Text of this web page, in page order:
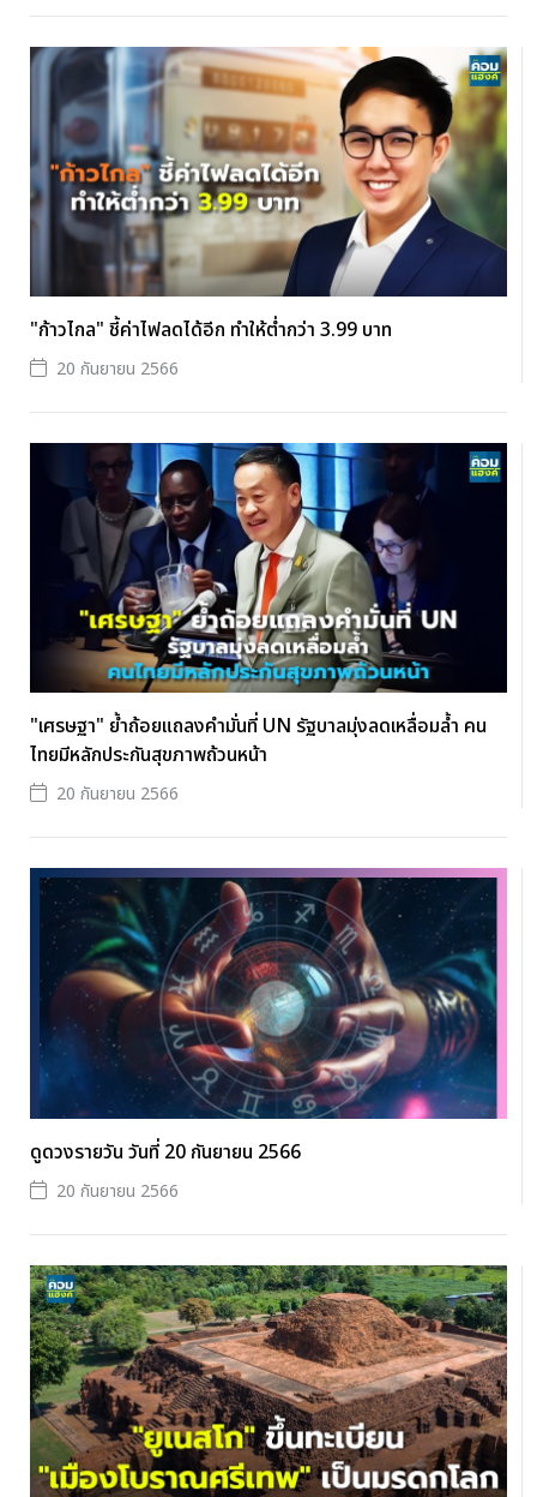
"ก้าวไกล" ชี้ค่าไฟลดได้อีก ทำให้ต่ำกว่า 3.99 บาท
20 กันยายน 2566
"เศรษฐา" ย้ำถ้อยแถลงคำมั่นที่ UN รัฐบาลมุ่งลดเหลื่อมล้ำ คน
ไทยมีหลักประกันสุขภาพถ้วนหน้า
20 กันยายน 2566
ดูดวงรายวัน วันที่ 20 กันยายน 2566
20 กันยายน 2566